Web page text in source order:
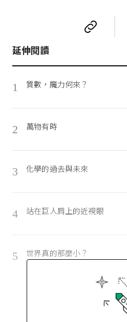
延伸閱讀
1 質數，魔力何來？
2 萬物有時
3 化學的過去與未來
4 站在巨人肩上的近視眼
5 世界真的那麼小？